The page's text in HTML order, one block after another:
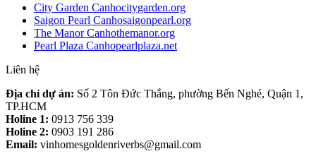
City Garden Canhocitygarden.org
Saigon Pearl Canhosaigonpearl.org
The Manor Canhothemanor.org
Pearl Plaza Canhopearlplaza.net
Liên hệ
Địa chỉ dự án: Số 2 Tôn Đức Thắng, phường Bến Nghé, Quận 1,
TP.HCM
Holine 1: 0913 756 339
Holine 2: 0903 191 286
Email: vinhomesgoldenriverbs@gmail.com